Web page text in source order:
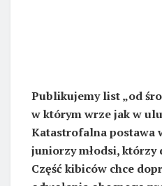
Publikujemy list „od
w którym wrze jak w
Katastrofalna postawa
juniorzy młodsi, którzy
Część kibiców chce